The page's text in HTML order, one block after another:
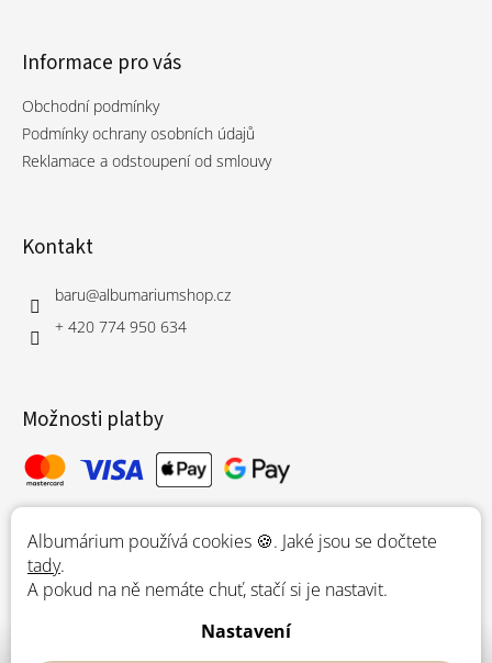
Albumárium používá cookies 🍪. Jaké jsou se dočtete
tady.
A pokud na ně nemáte chuť, stačí si je nastavit.
Nastavení
Informace pro vás
Obchodní podmínky
Podmínky ochrany osobních údajů
Reklamace a odstoupení od smlouvy
Kontakt
baru@albumariumshop.cz
+ 420 774 950 634
Možnosti platby
Možnosti dopravy